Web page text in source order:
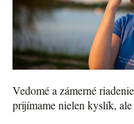
Vedomé a zámerné
prijímame nielen kyslík, ale